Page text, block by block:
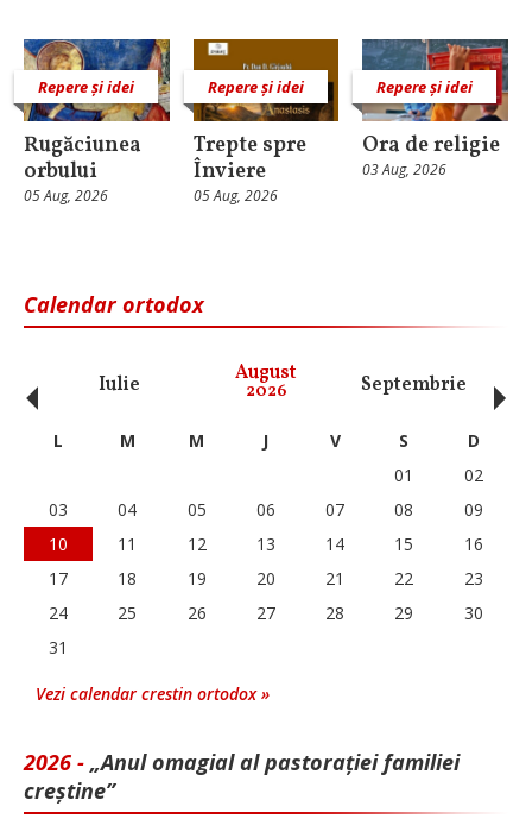
Repere și idei
Rugăciunea
orbului
05 Aug, 2026
Repere și idei
Trepte spre
Înviere
05 Aug, 2026
Repere și idei
Ora de religie
03 Aug, 2026
Calendar ortodox
Iulie August
2026 Septembrie
‹ L M M J V S
D
01
02
03
04 05 06 07 08
09
10
11 12 13 14 15
16
17
18 19 20 21 22
23
24
25 26 27 28 29
30
31
Vezi calendar crestin ortodox »
2026 - „Anul omagial al pastorației familiei
creștine”